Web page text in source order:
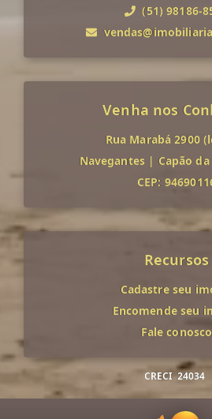
(51) 98186-
Venha nos
Rua Marabá 2900
Navegantes | Capão
CEP:
Recursos
Cadastre seu
Encomende seu
Fale conosco
CRECI 24034